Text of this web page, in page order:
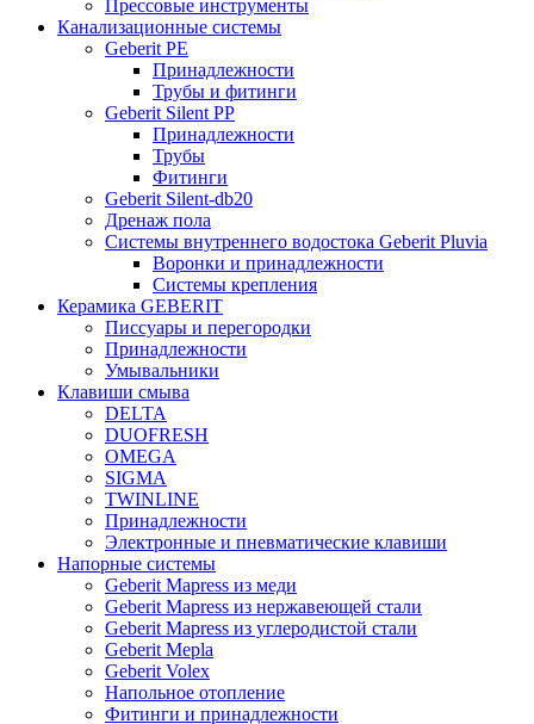
Прессовые инструменты
Канализационные системы
Geberit PE
Принадлежности
Трубы и фитинги
Geberit Silent PP
Принадлежности
Трубы
Фитинги
Geberit Silent-db20
Дренаж пола
Системы внутреннего водостока Geberit Pluvia
Воронки и принадлежности
Системы крепления
Керамика GEBERIT
Писсуары и перегородки
Принадлежности
Умывальники
Клавиши смыва
DELTA
DUOFRESH
OMEGA
SIGMA
TWINLINE
Принадлежности
Электронные и пневматические клавиши
Напорные системы
Geberit Mapress из меди
Geberit Mapress из нержавеющей стали
Geberit Mapress из углеродистой стали
Geberit Mepla
Geberit Volex
Напольное отопление
Фитинги и принадлежности